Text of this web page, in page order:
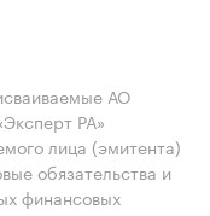
АО
РА»
лица (эмитента)
обязательства и
финансовых